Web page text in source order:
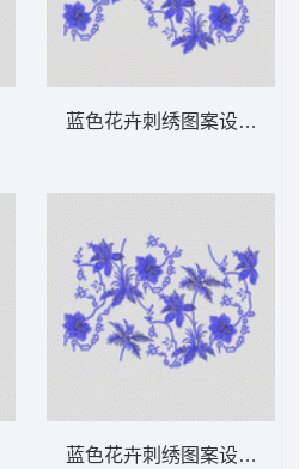
蓝色花卉刺绣图案设计图
蓝色花卉刺绣图案设计 汉服